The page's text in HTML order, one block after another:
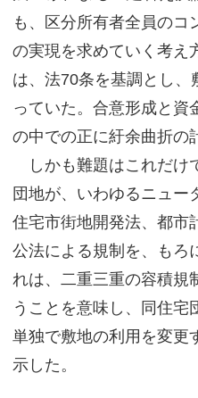
も、区分所有者全員のコ
の実現を求めていく考え
は、法70条を基調とし
っていた。合意形成と資
の中での正に紆余曲折の
しかも難題はこれだけ
団地が、いわゆるニュー
住宅市街地開発法、都市
公法による規制を、もろ
れは、二重三重の容積規
うことを意味し、同住宅
単独で敷地の利用を変更
示した。